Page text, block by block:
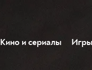
Кино и сериалы Игры